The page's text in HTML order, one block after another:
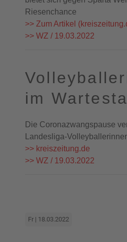
Riesenchance
>> Zum Artikel
>> WZ / 19.03.2022
im
Die Coronazwangspause
Landesliga-
>> kreiszeitung.de
>> WZ / 19.03.2022
Fr | 18.03.2022